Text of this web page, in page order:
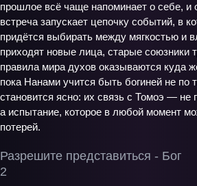
Разрешите представиться - Бог
2
прошлое всё чаще напоминает о себе, и
встреча запускает цепочку событий, в
придётся выбирать между мягкостью и
приходят новые лица, старые союзники
правила мира духов оказываются куда
пока Нанами учится быть богиней не по
становится ясно: их связь с Томоэ — не
а испытание, которое в любой момент
потерей.